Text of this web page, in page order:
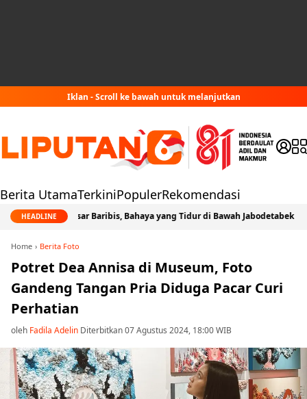
Iklan - Scroll ke bawah untuk melanjutkan
Berita UtamaTerkiniPopulerRekomendasi
HEADLINE
Gempa Sesar Baribis, Bahaya yang Tidur di Bawah Jabodetabek
Home Berita Foto
Potret Dea Annisa di Museum, Foto
Gandeng Tangan Pria Diduga Pacar Curi
Perhatian
oleh Fadila Adelin Diterbitkan 07 Agustus 2024, 18:00 WIB